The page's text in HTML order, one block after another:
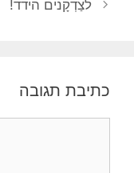
לצַדְקָנים הידד!
כתיבת תגובה